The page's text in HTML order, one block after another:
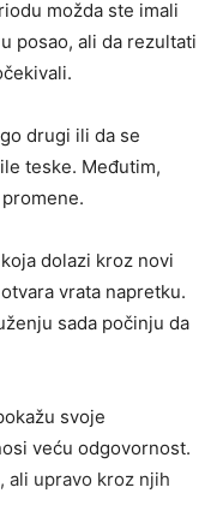
možda ste imali
posao, ali da rezultati
drugi ili da se
teske. Međutim,
dolazi kroz novi
vrata napretku.
sada počinju da
svoje
veću odgovornost.
ali upravo kroz njih